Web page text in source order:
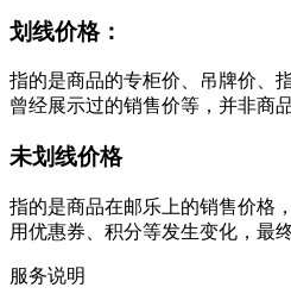
划线价格：
指的是商品的专柜价、吊牌价、
曾经展示过的销售价等，并非商
未划线价格
指的是商品在邮乐上的销售价格
用优惠券、积分等发生变化，最
服务说明